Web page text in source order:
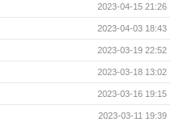
2023-04-15 21:26
2023-04-03 18:43
2023-03-19 22:52
2023-03-18 13:02
2023-03-16 19:15
2023-03-11 19:39